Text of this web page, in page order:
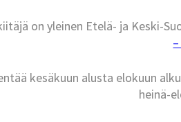
on yleinen Etelä- ja Keski-
kesäkuun alusta elokuun
heinä-